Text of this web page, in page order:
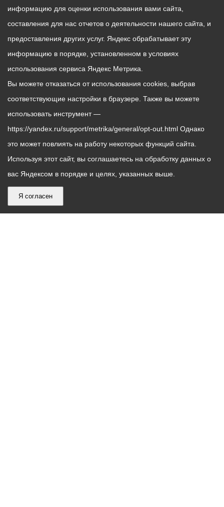
информацию для оценки использования вами сайта,
составления для нас отчетов о деятельности нашего сайта, и
предоставления других услуг. Яндекс обрабатывает эту
информацию в порядке, установленном в условиях
использования сервиса Яндекс Метрика.
Вы можете отказаться от использования cookies, выбрав
соответствующие настройки в браузере. Также вы можете
использовать инструмент —
https://yandex.ru/support/metrika/general/opt-out.html Однако
это может повлиять на работу некоторых функций сайта.
Используя этот сайт, вы соглашаетесь на обработку данных о
вас Яндексом в порядке и целях, указанных выше.
Я согласен